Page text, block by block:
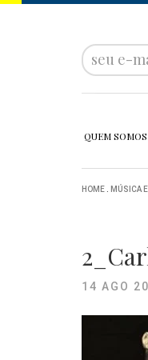
QUEM SOMOS
HOME MÚSICA
14 AGO